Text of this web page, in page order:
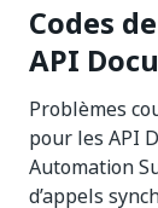
Codes
API
Problèmes
pour les API
Automation
d’appels